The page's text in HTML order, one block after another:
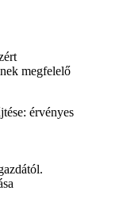
megfelelő
érvényes